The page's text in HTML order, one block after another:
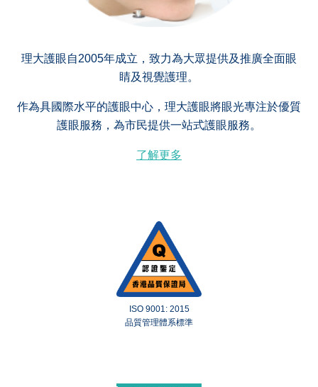
理大護眼自2005年成立，致力為大眾提供及推廣全面眼
睛及視覺護理。
作為具國際水平的護眼中心，理大護眼將眼光專注於優質
護眼服務，為市民提供一站式護眼服務。
了解更多
ISO 9001: 2015
品質管理體系標準